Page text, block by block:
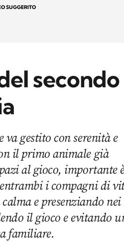
SUGGERITO
secondo
gestito con serenità e
il primo animale già
al gioco, importante
i compagni di
e presenziando nei
il gioco e evitando
familiare.